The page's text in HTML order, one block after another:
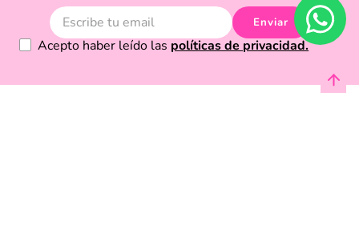
Enviar
Acepto haber leído las políticas de privacidad.